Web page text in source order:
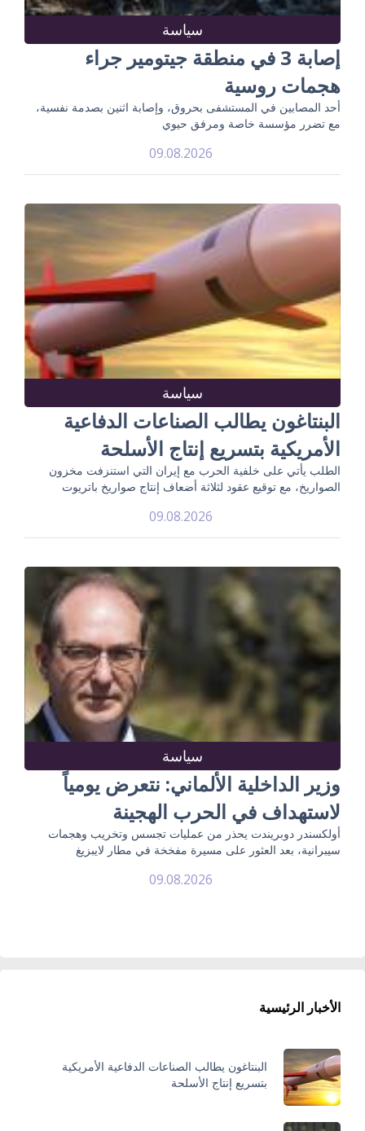
سياسة
إصابة 3 في منطقة جيتومير جراء
هجمات روسية
أحد المصابين في المستشفى بحروق، وإصابة اثنين بصدمة نفسية،
مع تضرر مؤسسة خاصة ومرفق حيوي
09.08.2026
سياسة
البنتاغون يطالب الصناعات الدفاعية
الأمريكية بتسريع إنتاج الأسلحة
الطلب يأتي على خلفية الحرب مع إيران التي استنزفت مخزون
الصواريخ، مع توقيع عقود لثلاثة أضعاف إنتاج صواريخ باتريوت
09.08.2026
سياسة
وزير الداخلية الألماني: نتعرض يومياً
لاستهداف في الحرب الهجينة
أولكسندر دوبريندت يحذر من عمليات تجسس وتخريب وهجمات
سيبرانية، بعد العثور على مسيرة مفخخة في مطار لايبزيغ
09.08.2026
الأخبار الرئيسية
البنتاغون يطالب الصناعات الدفاعية الأمريكية
بتسريع إنتاج الأسلحة